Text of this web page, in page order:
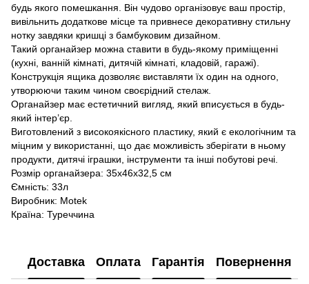
будь якого помешкання. Він чудово організовує ваш простір,
вивільнить додаткове місце та привнесе декоративну стильну
нотку завдяки кришці з бамбуковим дизайном.
Такий органайзер можна ставити в будь-якому приміщенні
(кухні, ванній кімнаті, дитячій кімнаті, кладовій, гаражі).
Конструкція ящика дозволяє виставляти їх один на одного,
утворюючи таким чином своєрідний стелаж.
Органайзер має естетичний вигляд, який вписується в будь-
який інтер’єр.
Виготовлений з високоякісного пластику, який є екологічним та
міцним у використанні, що дає можливість зберігати в ньому
продукти, дитячі іграшки, інструменти та інші побутові речі.
Розмір органайзера: 35x46x32,5 см
Ємність: 33л
Виробник: Motek
Країна: Туреччина
Доставка Оплата Гарантія Повернення